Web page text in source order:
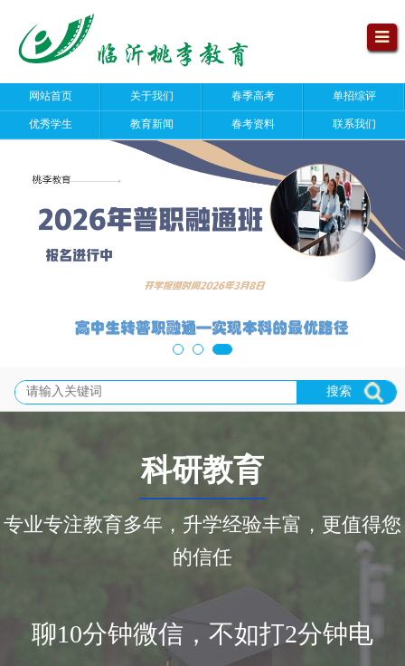
网站首页 关于我们 春季高考 单招综评
优秀学生 教育新闻 春考资料 联系我们
搜索
科研教育
专业专注教育多年，升学经验丰富，更值得您
的信任
聊10分钟微信，不如打2分钟电